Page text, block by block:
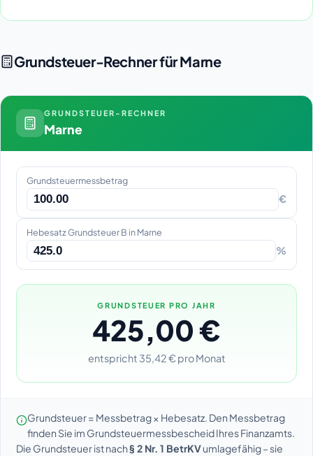
Grundsteuer-Rechner für Marne
GRUNDSTEUER-RECHNER
Marne
Grundsteuermessbetrag
€
Hebesatz Grundsteuer B in Marne
%
GRUNDSTEUER PRO JAHR
425,00 €
entspricht 35,42 € pro Monat
Grundsteuer = Messbetrag × Hebesatz. Den Messbetrag
finden Sie im Grundsteuermessbescheid Ihres Finanzamts.
Die Grundsteuer ist nach§ 2 Nr. 1 BetrKVumlagefähig – sie